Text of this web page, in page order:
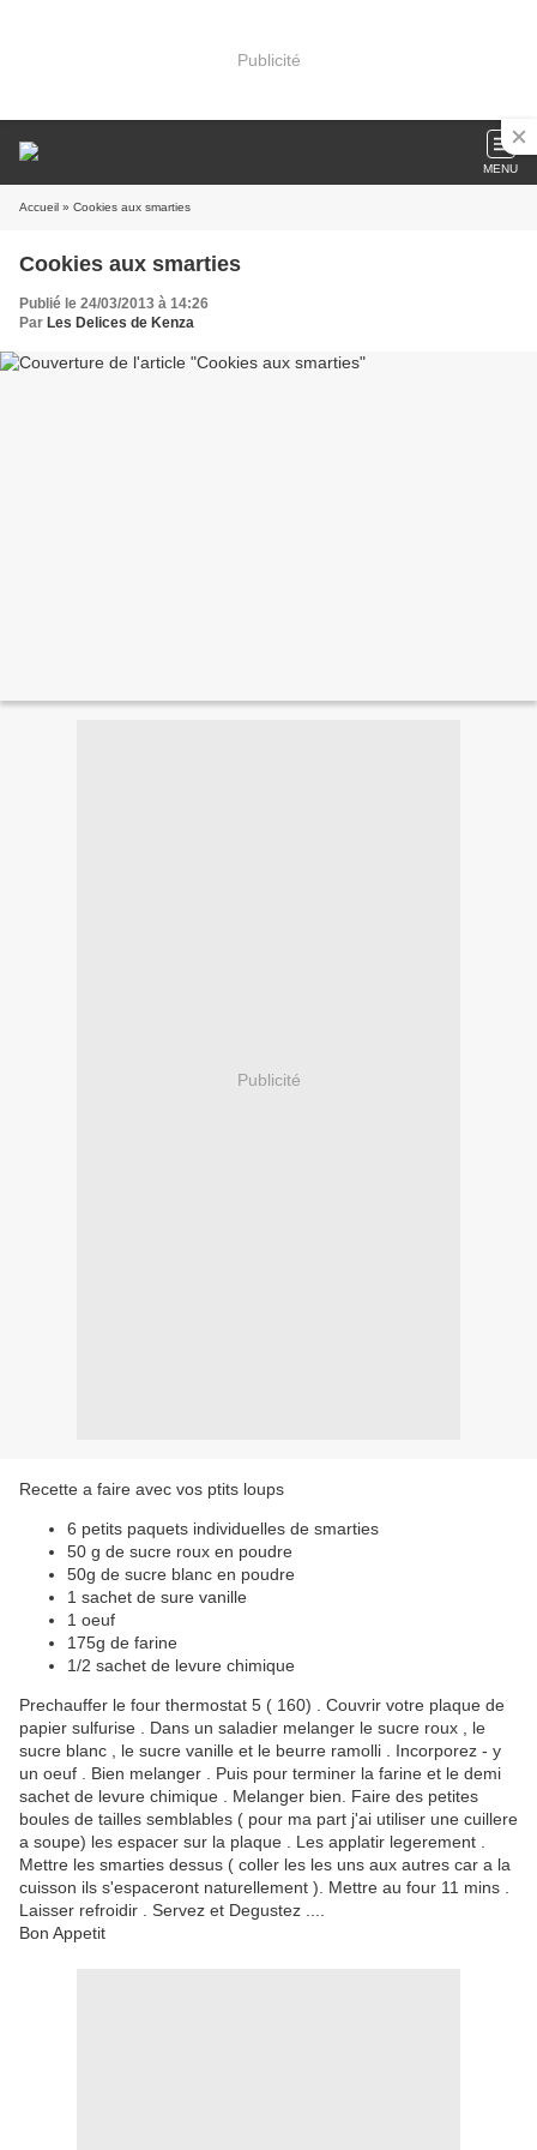
Publicité
MENU
Accueil » Cookies aux smarties
Cookies aux smarties
Publié le 24/03/2013 à 14:26
Par Les Delices de Kenza
Publicité
Recette a faire avec vos ptits loups
6 petits paquets individuelles de smarties
50 g de sucre roux en poudre
50g de sucre blanc en poudre
1 sachet de sure vanille
1 oeuf
175g de farine
1/2 sachet de levure chimique
Prechauffer le four thermostat 5 ( 160) . Couvrir votre plaque de
papier sulfurise . Dans un saladier melanger le sucre roux , le
sucre blanc , le sucre vanille et le beurre ramolli . Incorporez - y
un oeuf . Bien melanger . Puis pour terminer la farine et le demi
sachet de levure chimique . Melanger bien. Faire des petites
boules de tailles semblables ( pour ma part j'ai utiliser une cuillere
a soupe) les espacer sur la plaque . Les applatir legerement .
Mettre les smarties dessus ( coller les les uns aux autres car a la
cuisson ils s'espaceront naturellement ). Mettre au four 11 mins .
Laisser refroidir . Servez et Degustez ....
Bon Appetit